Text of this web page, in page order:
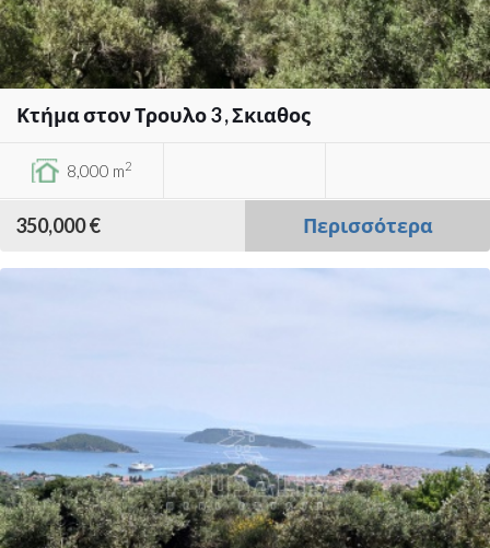
Κτήμα στον Τρουλο 3 , Σκιαθος
8,000 m2
350,000 € Περισσότερα